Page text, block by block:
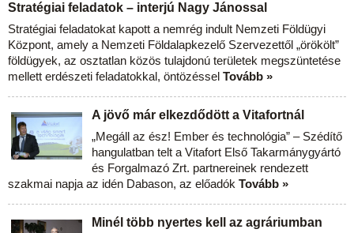
Stratégiai feladatok – interjú Nagy Jánossal
Stratégiai feladatokat kapott a nemrég indult Nemzeti Földügyi
Központ, amely a Nemzeti Földalapkezelő Szervezettől „örökölt”
földügyek, az osztatlan közös tulajdonú területek megszüntetése
mellett erdészeti feladatokkal, öntözéssel Tovább »
A jövő már elkezdődött a Vitafortnál
„Megáll az ész! Ember és technológia” – Szédítő
hangulatban telt a Vitafort Első Takarmánygyártó
és Forgalmazó Zrt. partnereinek rendezett
szakmai napja az idén Dabason, az előadók Tovább »
Minél több nyertes kell az agráriumban